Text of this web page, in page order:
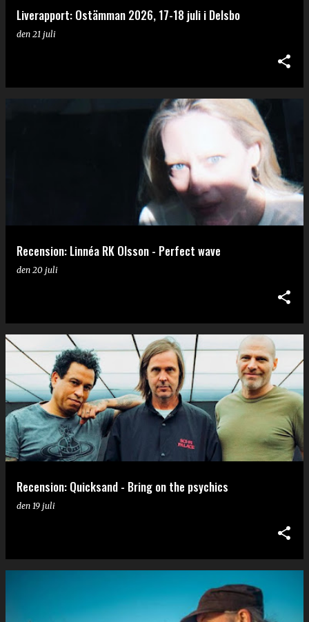
Liverapport: Ostämman 2026, 17-18 juli i Delsbo
den 21 juli
Recension: Linnéa RK Olsson - Perfect wave
den 20 juli
Recension: Quicksand - Bring on the psychics
den 19 juli